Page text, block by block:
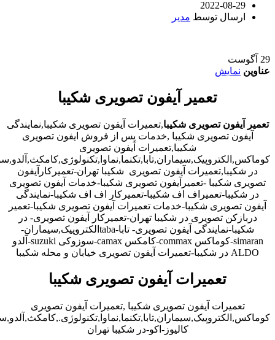
2022-08-29
ارسال توسط مدیر
29 آگوست
عناوین نمایش
تعمیر آیفون تصویری شکیبا
تعمیر آیفون تصویری شکیبا,تعمیرات آیفون تصویری شکیبا,نمایندگی
آیفون تصویری شکیبا ,خدمات پس از فروش ایفون تصویری
شکیبا,تعمیرات آیفون تصویری
در شکیبا,تعمیرات آیفون تصویری شکیبا تهران-تعمیرکارآیفون
تصویری شکیبا -تعمیرآیفون تصویری شکیبا-خدمات آیفون تصویری
در شکیبا-تعمیراف اف شکیبا-تعمیرکار اف اف شکیبا-نمایندگی
آیفون تصویری شکیبا-خدمات تعمیرات آیفون تصویری شکیبا-تعمیر
دربازکن تصویری در شکیبا تهران-تعمیرکار آیفون تصویری- در
شکیبا-نمایندگی آیفون تصویری- تابا-tabaالکتروپیک,سیماران-
simaran-کوماکس commax-کامکس camax-سوزوکی suzuki-آلدو
ALDO در شکیبا-تعمیرات آیفون تصویری خیابان و محله شکیبا
تعمیرات آیفون تصویری شکیبا
تعمیرات آیفون تصویری شکیبا ,تعمیرات آیفون تصویری
کالیوز-اکو-در شکیبا تهران